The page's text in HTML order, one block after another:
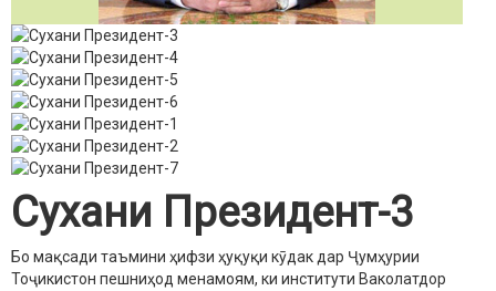
Сухани Президент-3
Бо мақсади таъмини ҳифзи ҳуқуқи кӯдак дар Ҷумҳурии
Тоҷикистон пешниҳод менамоям, ки институти Ваколатдор